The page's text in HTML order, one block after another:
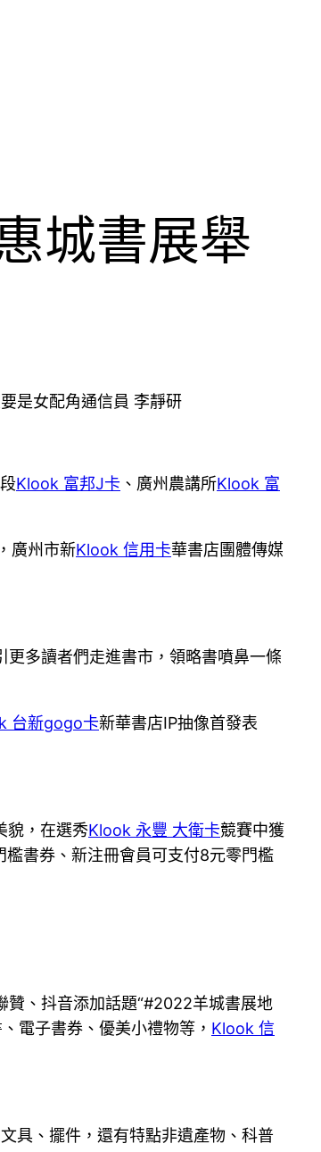
城書展舉
是女配角通信員 李靜研
Klook 富邦J卡 、廣州農講所Klook 富
廣州市新Klook 信用卡華書店團體傳媒
多讀者們走進書市，領略書噴鼻一條
台新gogo卡新華書店IP抽像首發表
貌，在選秀Klook 永豐 大衛卡競賽中獲
檻書券、新注冊會員可支付8元零門檻
贊、抖音添加話題“#2022羊城書展地
電子書券、優美小禮物等， Klook 信
具、擺件，還有特點非遺產物、科普